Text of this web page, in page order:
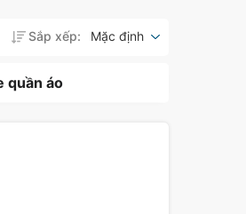
quần áo
Sắp xếp: Mặc định